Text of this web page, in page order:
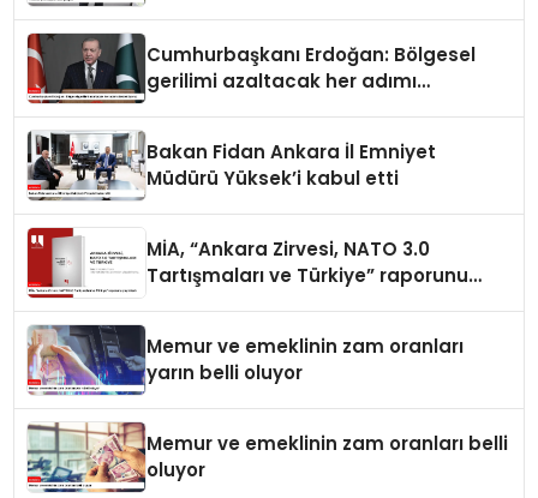
Cumhurbaşkanı Erdoğan: Bölgesel
gerilimi azaltacak her adımı
Bakan Fidan Ankara İl Emniyet
Müdürü Yüksek’i kabul etti
MİA, “Ankara Zirvesi, NATO 3.0
Tartışmaları ve Türkiye” raporunu
Memur ve emeklinin zam oranları
yarın belli oluyor
Memur ve emeklinin zam oranları belli
oluyor